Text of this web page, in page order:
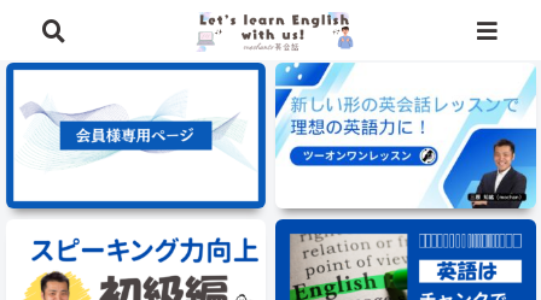
⭐️英語学習に役立つ、豪華特典を無料でプレゼント中⭐️